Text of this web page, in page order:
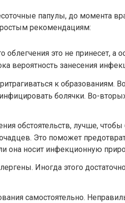
папулы, до момента
рекомендациям:
облегчения это не принесет, а
вероятность занесения
к образованиям.
болячки. Во-
обстоятельств, лучше,
Это поможет
она носит инфекционную
Иногда этого
самостоятельно.